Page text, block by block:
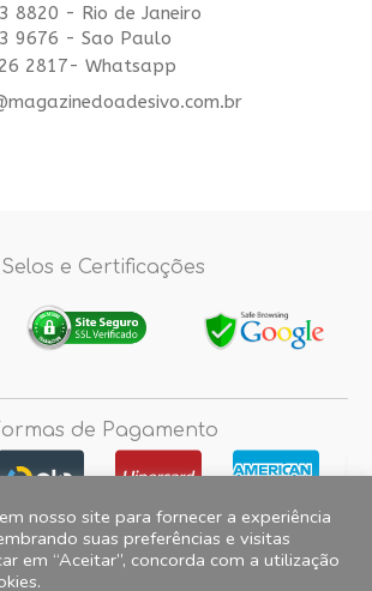
8820 - Rio de Janeiro
9676 - Sao Paulo
2817- Whatsapp
Selos e Certificações
de Pagamento
ilustrativas, 2012© 2026 Magazine do
nosso site para fornecer a experiência
suas preferências e visitas
em “Aceitar”, concorda com a utilização